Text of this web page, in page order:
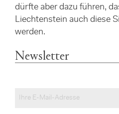
Newsletter
dürfte aber dazu führen,
Liechtenstein auch diese
werden.